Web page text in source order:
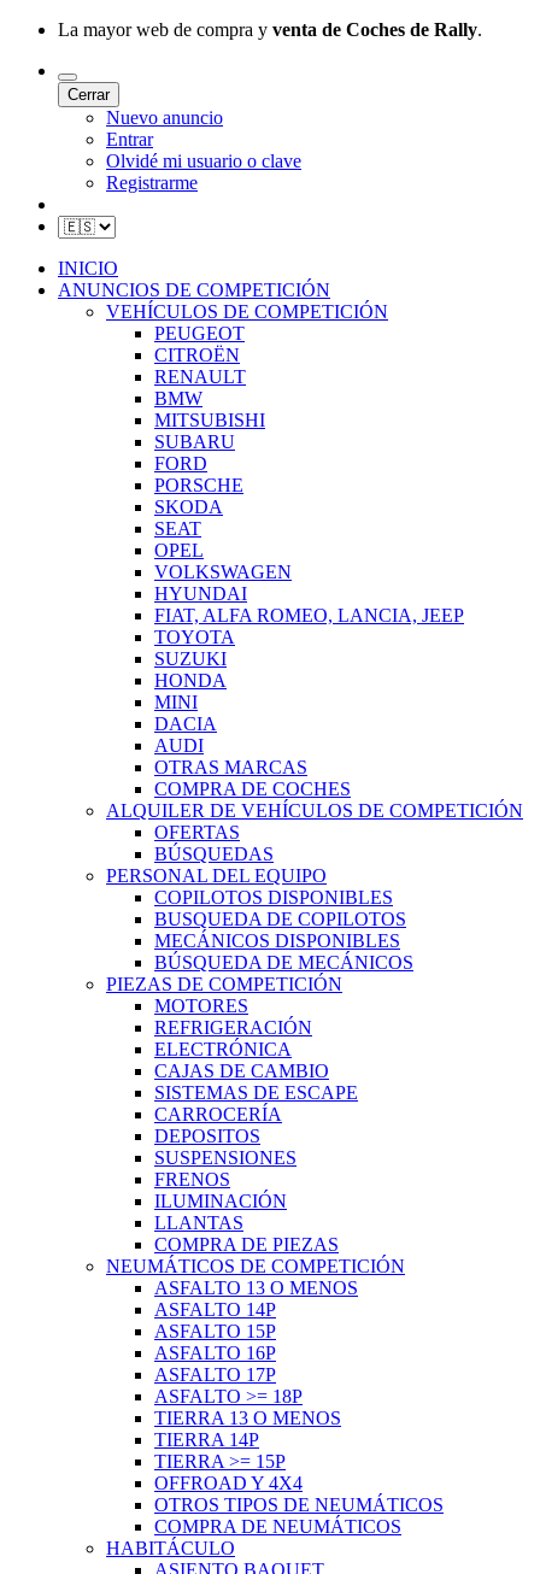
La mayor web de compra y venta de Coches de Rally.
Cerrar
Nuevo anuncio
Entrar
Olvidé mi usuario o clave
Registrarme
INICIO
ANUNCIOS DE COMPETICIÓN
VEHÍCULOS DE COMPETICIÓN
PEUGEOT
CITROËN
RENAULT
BMW
MITSUBISHI
SUBARU
FORD
PORSCHE
SKODA
SEAT
OPEL
VOLKSWAGEN
HYUNDAI
FIAT, ALFA ROMEO, LANCIA, JEEP
TOYOTA
SUZUKI
HONDA
MINI
DACIA
AUDI
OTRAS MARCAS
COMPRA DE COCHES
ALQUILER DE VEHÍCULOS DE COMPETICIÓN
OFERTAS
BÚSQUEDAS
PERSONAL DEL EQUIPO
COPILOTOS DISPONIBLES
BUSQUEDA DE COPILOTOS
MECÁNICOS DISPONIBLES
BÚSQUEDA DE MECÁNICOS
PIEZAS DE COMPETICIÓN
MOTORES
REFRIGERACIÓN
ELECTRÓNICA
CAJAS DE CAMBIO
SISTEMAS DE ESCAPE
CARROCERÍA
DEPOSITOS
SUSPENSIONES
FRENOS
ILUMINACIÓN
LLANTAS
COMPRA DE PIEZAS
NEUMÁTICOS DE COMPETICIÓN
ASFALTO 13 O MENOS
ASFALTO 14P
ASFALTO 15P
ASFALTO 16P
ASFALTO 17P
ASFALTO >= 18P
TIERRA 13 O MENOS
TIERRA 14P
TIERRA >= 15P
OFFROAD Y 4X4
OTROS TIPOS DE NEUMÁTICOS
COMPRA DE NEUMÁTICOS
HABITÁCULO
ASIENTO BAQUET